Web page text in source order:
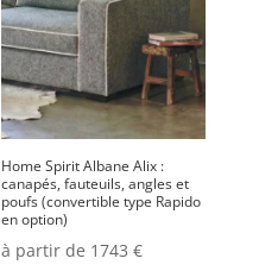
Home Spirit Albane Alix :
canapés, fauteuils, angles et
poufs (convertible type Rapido
en option)
à partir de 1743 €